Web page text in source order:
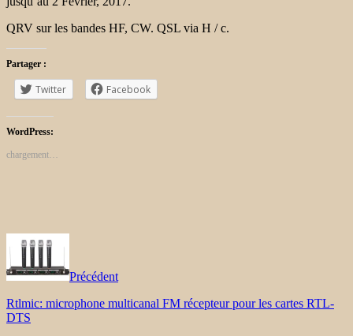
QRV sur les bandes HF, CW. QSL via H / c.
Partager :
Twitter Facebook
WordPress:
chargement…
Précédent
Rtlmic: microphone multicanal FM récepteur pour les cartes RTL-
DTS